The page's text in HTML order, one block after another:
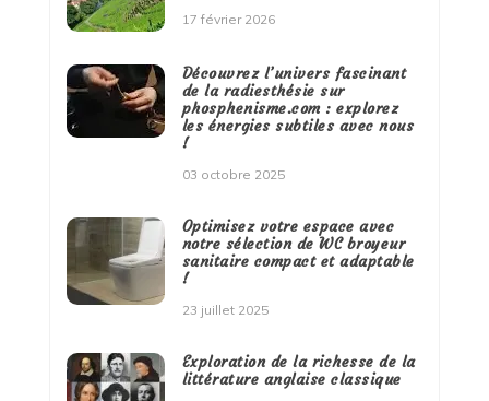
17 février 2026
Découvrez l’univers fascinant
de la radiesthésie sur
phosphenisme.com : explorez
les énergies subtiles avec nous
!
03 octobre 2025
Optimisez votre espace avec
notre sélection de WC broyeur
sanitaire compact et adaptable
!
23 juillet 2025
Exploration de la richesse de la
littérature anglaise classique